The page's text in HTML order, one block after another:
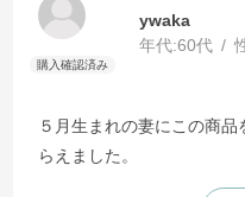
ywaka
年代:60代
５月生まれの妻にこの商
らえました。